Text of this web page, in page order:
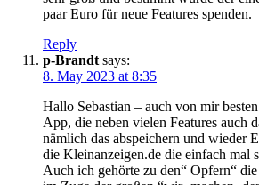
paar Euro für neue Features spenden.
Reply
p-Brandt says:
8. May 2023 at 8:35
Hallo Sebastian – auch von mir
App, die neben vielen Features auch
nämlich das abspeichern und wieder
die Kleinanzeigen.de die einfach mal
Auch ich gehörte zu den“ Opfern“